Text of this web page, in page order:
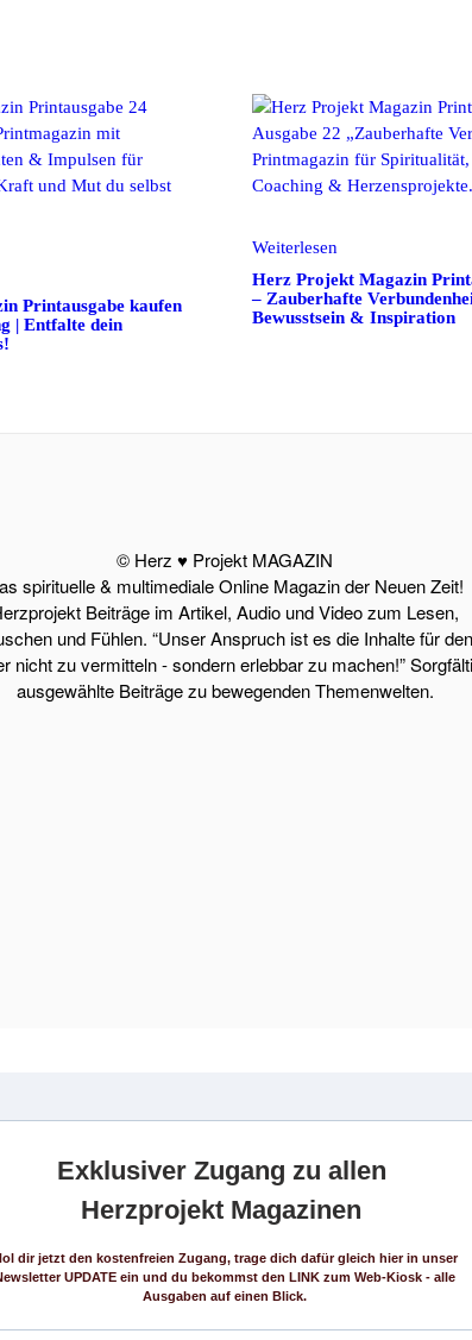
Printausgabe kaufen
| Entfalte dein
Weiterlesen
Herz Projekt Magazin
– Zauberhafte
Bewusstsein & Inspiration
© Herz ♥ Projekt MAGAZIN
spirituelle & multimediale Online Magazin der Neuen Zeit!
Beiträge im Artikel, Audio und Video zum Lesen,
und Fühlen. “Unser Anspruch ist es die Inhalte für den
nicht zu vermitteln - sondern erlebbar zu machen!”
ausgewählte Beiträge zu bewegenden Themenwelten.